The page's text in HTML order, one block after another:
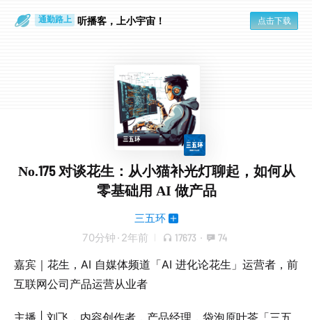
通勤路上 听播客，上小宇宙！ 点击下载
No.175 对谈花生：从小猫补光灯聊起，如何从
零基础用 AI 做产品
三五环
70分钟 · 2年前 17673 · 74
嘉宾｜花生，AI 自媒体频道「AI 进化论花生」运营者，前
互联网公司产品运营从业者
主播 | 刘飞，内容创作者，产品经理，袋泡原叶茶「三五